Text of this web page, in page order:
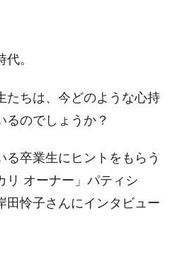
。
たちは、今どのような心持
るのでしょうか？
る卒業生にヒントをもらう
リ オーナー」パティシ
怜子さんにインタビュー